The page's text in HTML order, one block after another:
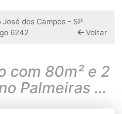
José dos Campos - SP
6242 Voltar
com 80m² e 2
Palmeiras de
Sjcampos